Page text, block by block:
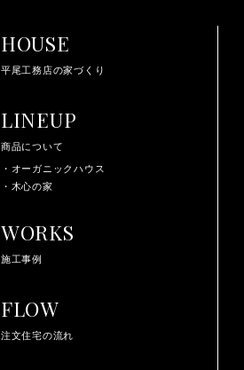
HOUSE
平尾工務店の家づくり
LINEUP
商品について
・オーガニックハウス
・木心の家
WORKS
施工事例
FLOW
注文住宅の流れ